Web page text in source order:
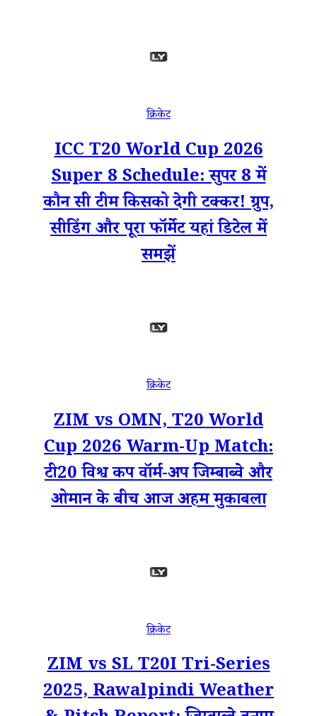
क्रिकेट
ICC T20 World Cup 2026
Super 8 Schedule: सुपर 8 में
कौन सी टीम किसको देगी टक्कर! ग्रुप,
सीडिंग और पूरा फॉर्मेट यहां डिटेल में
समझें
क्रिकेट
ZIM vs OMN, T20 World
Cup 2026 Warm-Up Match:
टी20 विश्व कप वॉर्म-अप जिम्बाब्वे और
ओमान के बीच आज अहम मुकाबला
क्रिकेट
ZIM vs SL T20I Tri-Series
2025, Rawalpindi Weather